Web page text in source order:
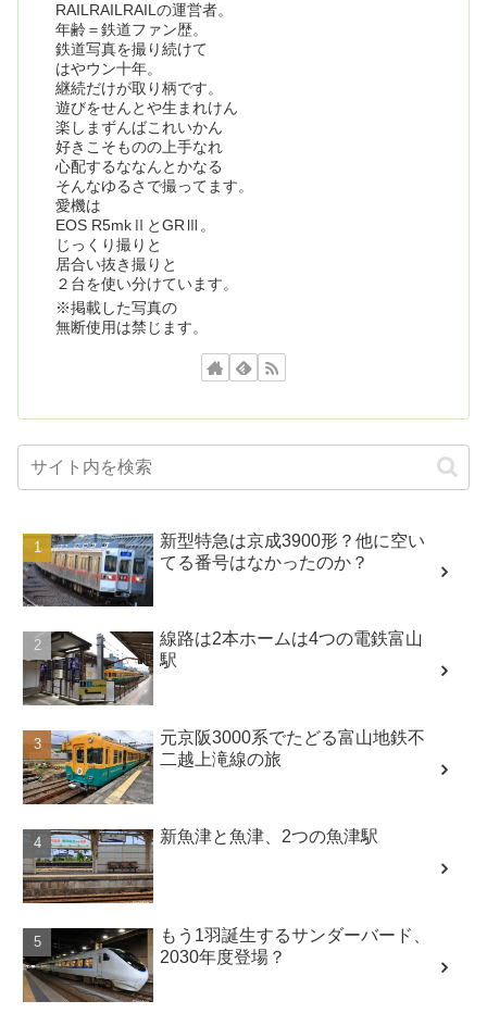
RAILRAILRAILの運営者。
年齢＝鉄道ファン歴。
鉄道写真を撮り続けて
はやウン十年。
継続だけが取り柄です。
遊びをせんとや生まれけん
楽しまずんばこれいかん
好きこそものの上手なれ
心配するななんとかなる
そんなゆるさで撮ってます。
愛機は
EOS R5mkⅡとGRⅢ。
じっくり撮りと
居合い抜き撮りと
２台を使い分けています。
※掲載した写真の
無断使用は禁じます。
新型特急は京成3900形？他に空い
てる番号はなかったのか？
線路は2本ホームは4つの電鉄富山
駅
元京阪3000系でたどる富山地鉄不
二越上滝線の旅
新魚津と魚津、2つの魚津駅
もう1羽誕生するサンダーバード、
2030年度登場？